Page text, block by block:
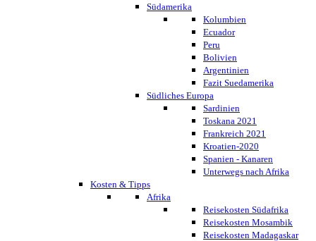
Südamerika
Kolumbien
Ecuador
Peru
Bolivien
Argentinien
Fazit Suedamerika
Südliches Europa
Sardinien
Toskana 2021
Frankreich 2021
Kroatien-2020
Spanien - Kanaren
Unterwegs nach Afrika
Kosten & Tipps
Afrika
Reisekosten Südafrika
Reisekosten Mosambik
Reisekosten Madagaskar